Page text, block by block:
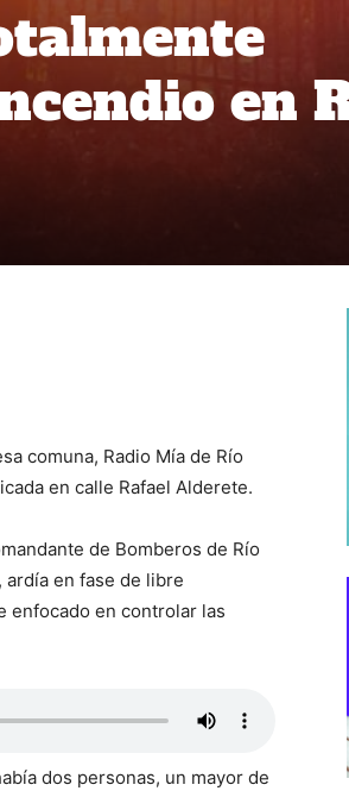
en
comuna, Radio Mía de Río
en calle Rafael Alderete.
de Bomberos de Río
ardía en fase de libre
enfocado en controlar las
dos personas, un mayor de